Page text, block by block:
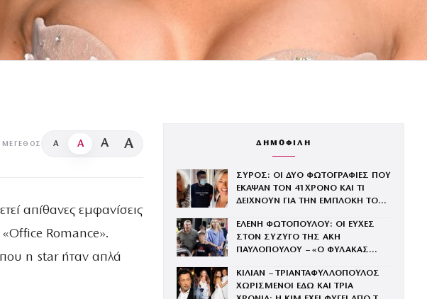
ΜΈΓΕΘΟΣ A A A A
απίθανες εμφανίσεις
«Office Romance».
η star ήταν απλά
ΔΗΜΟΦΙΛΗ
ΣΥΡΟΣ: ΟΙ ΔΥΟ ΦΩΤΟΓΡΑΦΙΕΣ ΠΟΥ
ΕΚΑΨΑΝ ΤΟΝ 41ΧΡΟΝΟ ΚΑΙ ΤΙ
ΔΕΙΧΝΟΥΝ ΓΙΑ ΤΗΝ ΕΜΠΛΟΚΗ ΤΟΥ
ΕΛΕΝΗ ΦΩΤΟΠΟΥΛΟΥ: ΟΙ ΕΥΧΕΣ
ΣΤΟΝ ΣΥΖΥΓΟ ΤΗΣ ΑΚΗ
ΠΑΥΛΟΠΟΥΛΟΥ – «Ο ΦΥΛΑΚΑΣ
ΝΑ ΒΡΙΣΚΟΝΤΑΙ ΚΟΝΤΑ ΤΟΥ»
ΚΙΛΙΑΝ – ΤΡΙΑΝΤΑΦΥΛΛΟΠΟΥΛΟΣ
ΧΩΡΙΣΜΕΝΟΙ ΕΔΩ ΚΑΙ ΤΡΙΑ